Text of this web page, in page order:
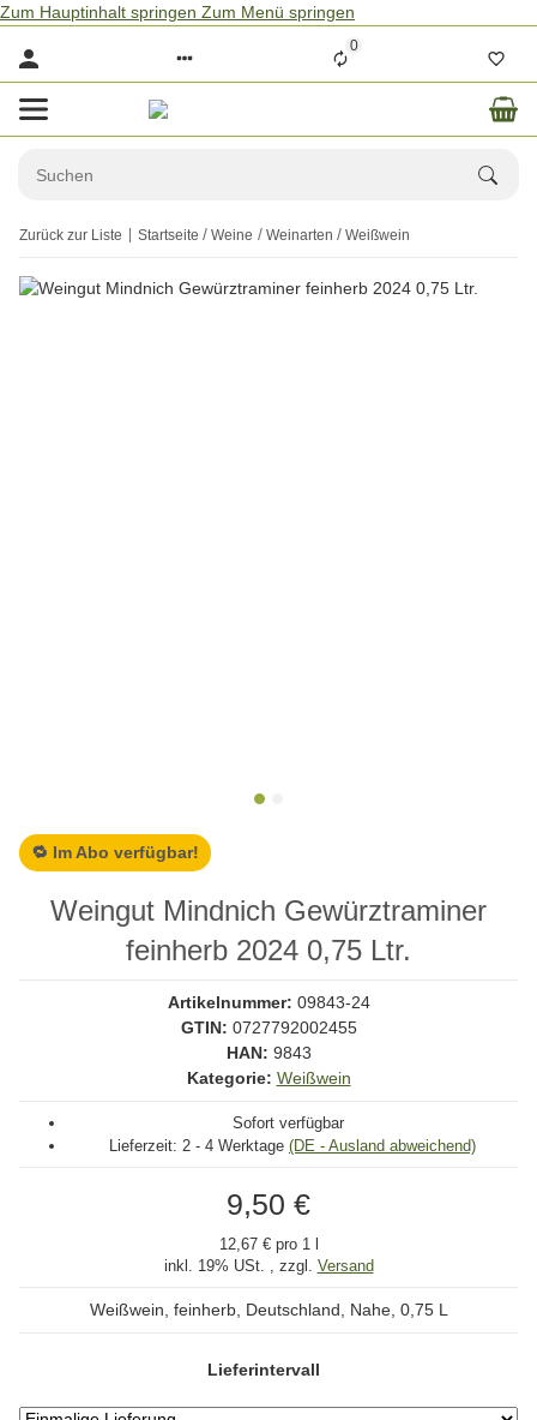
Zum Hauptinhalt springen Zum Menü springen
0
Zurück zur Liste Startseite Weine Weinarten Weißwein
Weingut Mindnich Gewürztraminer
feinherb 2024 0,75 Ltr.
🔁 Im Abo verfügbar!
Artikelnummer: 09843-24
GTIN: 0727792002455
HAN: 9843
Kategorie: Weißwein
Sofort verfügbar
Lieferzeit: 2 - 4 Werktage (DE - Ausland abweichend)
9,50 €
12,67 € pro 1 l
inkl. 19% USt. , zzgl. Versand
Weißwein, feinherb, Deutschland, Nahe, 0,75 L
Lieferintervall